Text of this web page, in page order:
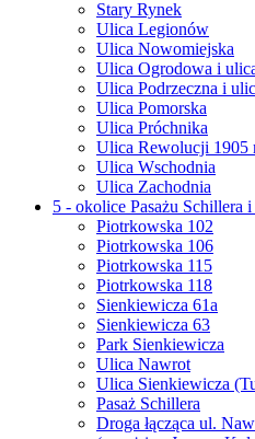
Stary Rynek
Ulica Legionów
Ulica Nowomiejska
Ulica Ogrodowa i
Ulica Podrzeczna i
Ulica Pomorska
Ulica Próchnika
Ulica Rewolucji 1905
Ulica Wschodnia
Ulica Zachodnia
5 - okolice Pasażu Schillera
Piotrkowska 102
Piotrkowska 106
Piotrkowska 115
Piotrkowska 118
Sienkiewicza 61a
Sienkiewicza 63
Park Sienkiewicza
Ulica Nawrot
Ulica Sienkiewicza
Pasaż Schillera
Droga łącząca ul.